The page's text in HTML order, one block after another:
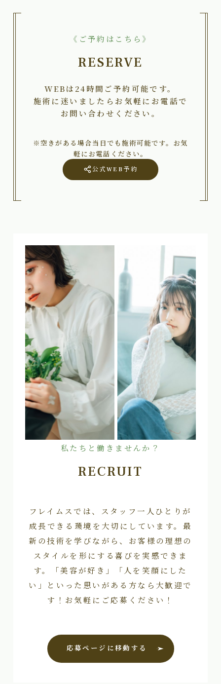
《ご予約はこちら》
RESERVE
WEBは24時間ご予約可能です。
施術に迷いましたらお気軽にお電話で
お問い合わせください。
※空きがある場合当日でも施術可能です。お気
軽にお電話ください。
公式WEB予約
私たちと働きませんか？
RECRUIT
フレイムスでは、スタッフ一人ひとりが
成長できる環境を大切にしています。最
新の技術を学びながら、お客様の理想の
スタイルを形にする喜びを実感できま
す。「美容が好き」「人を笑顔にした
い」といった思いがある方なら大歓迎で
す！お気軽にご応募ください！
応募ページに移動する